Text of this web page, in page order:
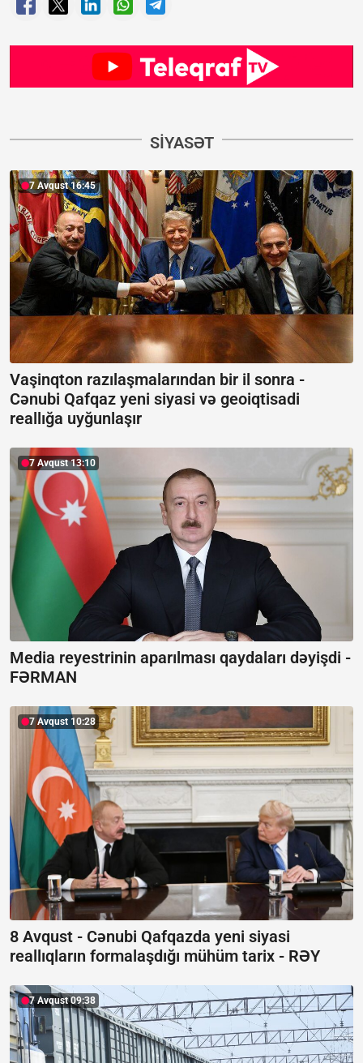
SIYASƏT
7 Avqust 16:45
Vaşinqton razılaşmalarından bir il sonra -
Cənubi Qafqaz yeni siyasi və geoiqtisadi
reallığa uyğunlaşır
7 Avqust 13:10
Media reyestrinin aparılması qaydaları dəyişdi -
FƏRMAN
7 Avqust 10:28
8 Avqust - Cənubi Qafqazda yeni siyasi
reallıqların formalaşdığı mühüm tarix - RƏY
7 Avqust 09:38